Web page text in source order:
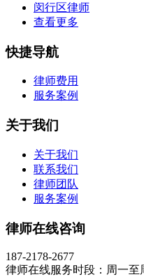
闵行区律师
查看更多
快捷导航
律师费用
服务案例
关于我们
关于我们
联系我们
律师团队
服务案例
律师在线咨询
187-2178-2677
律师在线服务时段：周一至